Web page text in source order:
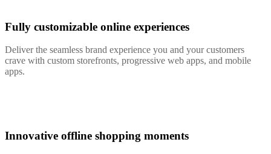
Fully customizable online experiences
Deliver the seamless brand experience you and your customers
crave with custom storefronts, progressive web apps, and mobile
apps.
Innovative offline shopping moments